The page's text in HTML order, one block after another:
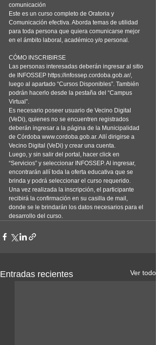
comunicación
Este es un curso completo de Oratoria y
Comunicación efectiva. Aborda temas de utilidad
para toda persona que quiera comunicarse mejor
en el ámbito laboral, académico y/o personal.
CÓMO INSCRIBIRSE
Las personas interesadas deberán ingresar al sitio
de INFOSSEP https://infossep.cordoba.gob.ar/,
luego al apartado “Cursos Disponibles”. También
podrán hacerlo desde la pestaña del “Campus
Virtual”.
Es necesario poseer usuario de Vecino Digital
(VeDi), quienes no se encuentren registrados
deberán ingresar a la página de la Municipalidad
de Córdoba www.cordoba.gob.ar. Allí dirigirse a
Vecino Digital (VeDi) y crear una cuenta.
Luego, y sin salir del portal, hacer click en
“Servicios” y seleccionar INFOSSEP. Al ingresar,
encontrarán allí toda la oferta educativa que se
brinda y podrá seleccionar el curso requerido.
Una vez realizada la inscripción, el participante
recibirá la confirmación en su casilla de mail,
donde se le brindarán los datos necesarios para el
desarrollo del curso.
Entradas recientes Ver todo